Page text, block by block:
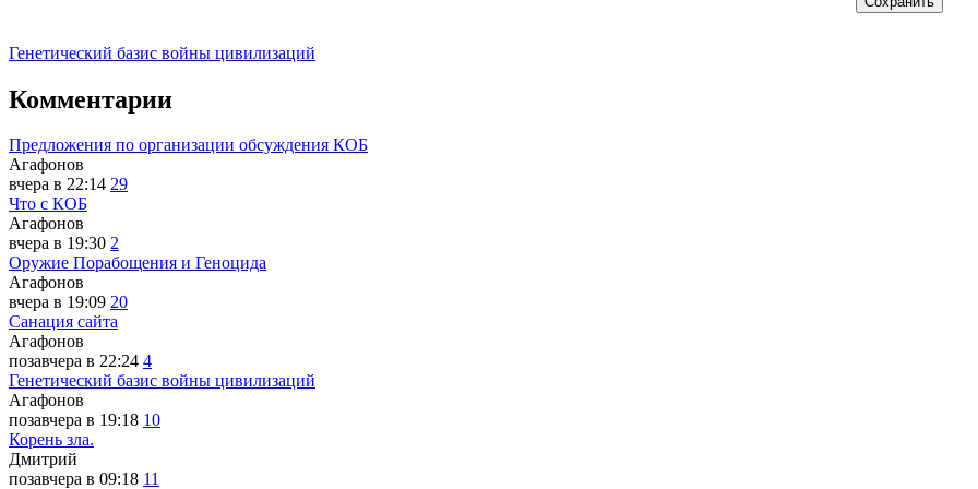
Генетический базис войны цивилизаций
Комментарии
Предложения по организации обсуждения КОБ
Агафонов
вчера в 22:14 29
Что с КОБ
Агафонов
вчера в 19:30 2
Оружие Порабощения и Геноцида
Агафонов
вчера в 19:09 20
Санация сайта
Агафонов
позавчера в 22:24 4
Генетический базис войны цивилизаций
Агафонов
позавчера в 19:18 10
Корень зла.
Дмитрий
позавчера в 09:18 11